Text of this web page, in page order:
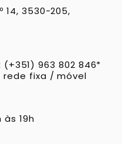
14, 3530-205,
(+351) 963 802 846*
fixa / móvel
19h